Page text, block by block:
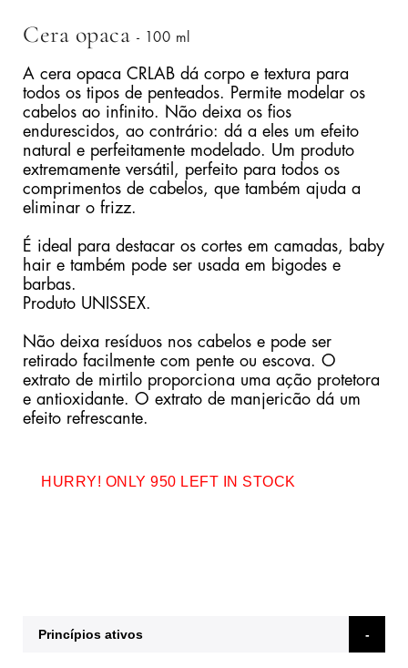
Cera opaca - 100 ml
A cera opaca CRLAB dá corpo e textura para
todos os tipos de penteados. Permite modelar os
cabelos ao infinito. Não deixa os fios
endurescidos, ao contrário: dá a eles um efeito
natural e perfeitamente modelado. Um produto
extremamente versátil, perfeito para todos os
comprimentos de cabelos, que também ajuda a
eliminar o frizz.
É ideal para destacar os cortes em camadas, baby
hair e também pode ser usada em bigodes e
barbas.
Produto UNISSEX.
Não deixa resíduos nos cabelos e pode ser
retirado facilmente com pente ou escova. O
extrato de mirtilo proporciona uma ação protetora
e antioxidante. O extrato de manjericão dá um
efeito refrescante.
HURRY! ONLY 950 LEFT IN STOCK
Princípios ativos